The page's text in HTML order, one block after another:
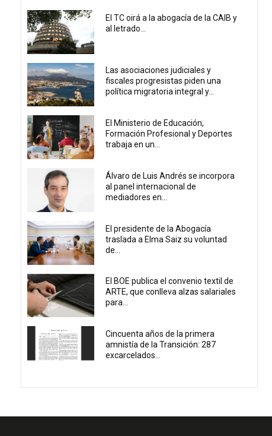
El TC oirá a la abogacía de la CAIB y
al letrado...
Las asociaciones judiciales y
fiscales progresistas piden una
política migratoria integral y...
El Ministerio de Educación,
Formación Profesional y Deportes
trabaja en un...
Álvaro de Luis Andrés se incorpora
al panel internacional de
mediadores en...
El presidente de la Abogacía
traslada a Elma Saiz su voluntad
de...
El BOE publica el convenio textil de
ARTE, que conlleva alzas salariales
para...
Cincuenta años de la primera
amnistía de la Transición: 287
excarcelados...